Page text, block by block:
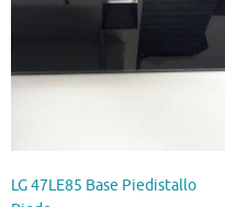
LG 47LE85 Base Piedistallo